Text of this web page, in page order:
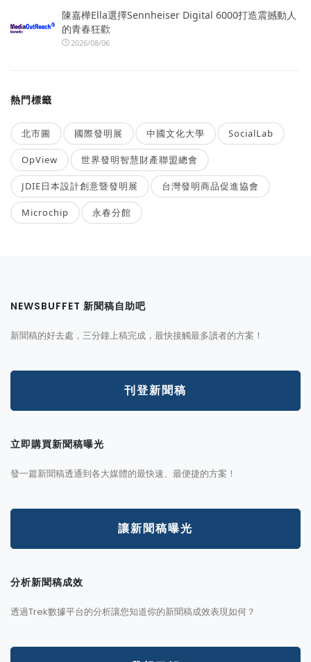
陳嘉樺Ella選擇Sennheiser Digital 6000打造震撼動人
的青春狂歡
2026/08/06
熱門標籤
北市圖 國際發明展 中國文化大學 SocialLab
OpView 世界發明智慧財產聯盟總會
JDIE日本設計創意暨發明展 台灣發明商品促進協會
Microchip 永春分館
NEWSBUFFET 新聞稿自助吧
新聞稿的好去處，三分鐘上稿完成，最快接觸最多讀者的方案！
刊登新聞稿
立即購買新聞稿曝光
發一篇新聞稿透通到各大媒體的最快速、最便捷的方案！
讓新聞稿曝光
分析新聞稿成效
透過Trek數據平台的分析讓您知道你的新聞稿成效表現如何？